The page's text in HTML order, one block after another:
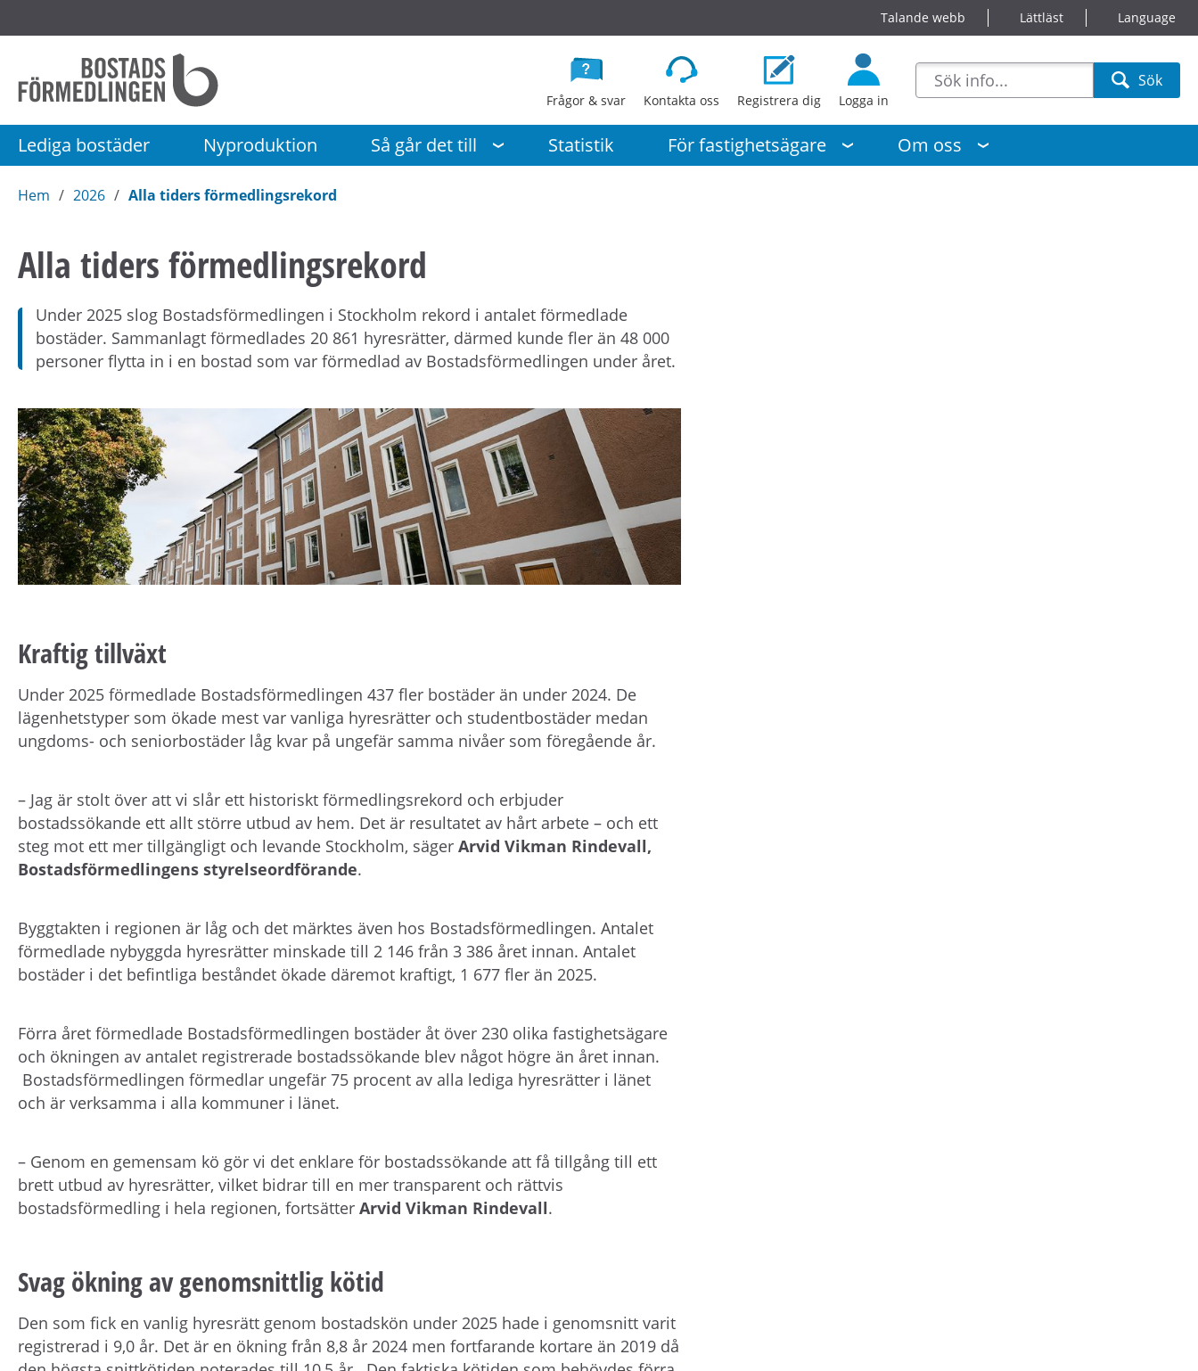
å
n
e
å
l
t
Talande webb Lättläst Language
Startsida
Bostadsförmedlingen
Stockholm
AB
Frågor & svar Kontakta oss Registrera dig Logga in
sökförslag Sök
Sök
Lediga bostäder Nyproduktion Så går det till Statistik För fastighetsägare Om oss
Hem 2026 Alla tiders förmedlingsrekord
Alla tiders förmedlingsrekord
Under 2025 slog Bostadsförmedlingen i Stockholm rekord i antalet förmedlade
bostäder. Sammanlagt förmedlades 20 861 hyresrätter, därmed kunde fler än 48 000
personer flytta in i en bostad som var förmedlad av Bostadsförmedlingen under året.
Kraftig tillväxt
Under 2025 förmedlade Bostadsförmedlingen 437 fler bostäder än under 2024. De
lägenhetstyper som ökade mest var vanliga hyresrätter och studentbostäder medan
ungdoms- och seniorbostäder låg kvar på ungefär samma nivåer som föregående år.
– Jag är stolt över att vi slår ett historiskt förmedlingsrekord och erbjuder
bostadssökande ett allt större utbud av hem. Det är resultatet av hårt arbete – och ett
steg mot ett mer tillgängligt och levande Stockholm, säger Arvid Vikman Rindevall,
Bostadsförmedlingens styrelseordförande.
Byggtakten i regionen är låg och det märktes även hos Bostadsförmedlingen. Antalet
förmedlade nybyggda hyresrätter minskade till 2 146 från 3 386 året innan. Antalet
bostäder i det befintliga beståndet ökade däremot kraftigt, 1 677 fler än 2025.
Förra året förmedlade Bostadsförmedlingen bostäder åt över 230 olika fastighetsägare
och ökningen av antalet registrerade bostadssökande blev något högre än året innan.
Bostadsförmedlingen förmedlar ungefär 75 procent av alla lediga hyresrätter i länet
och är verksamma i alla kommuner i länet.
– Genom en gemensam kö gör vi det enklare för bostadssökande att få tillgång till ett
brett utbud av hyresrätter, vilket bidrar till en mer transparent och rättvis
bostadsförmedling i hela regionen, fortsätter Arvid Vikman Rindevall.
Svag ökning av genomsnittlig kötid
Den som fick en vanlig hyresrätt genom bostadskön under 2025 hade i genomsnitt varit
registrerad i 9,0 år. Det är en ökning från 8,8 år 2024 men fortfarande kortare än 2019 då